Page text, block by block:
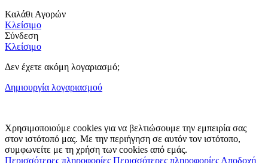
Καλάθι Αγορών
Κλείσιμο
Σύνδεση
Κλείσιμο
Δεν έχετε ακόμη λογαριασμό;
Δημιουργία λογαριασμού
Χρησιμοποιούμε cookies για να βελτιώσουμε την εμπειρία σας
στον ιστότοπό μας. Με την περιήγηση σε αυτόν τον ιστότοπο,
συμφωνείτε με τη χρήση των cookies από εμάς.
Περισσότερες πληροφορίες Περισσότερες πληροφορίες Αποδοχή